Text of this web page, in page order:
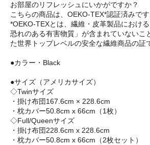
お部屋のリフレッシュにいかがですか？
こちらの商品は、OEKO-TEX*認証済みです
*OEKO-TEXとは、繊維・皮革製品におけ
恐れのある有害物質」が含まれていないこ
た世界トップレベルの安全な繊維商品の証
●カラー・Black
●サイズ（アメリカサイズ）
◇Twinサイズ
・掛け布団167.6cm × 228.6cm
・枕カバー50.8cm x 66cm（1枚）
◇Full/Queenサイズ
・掛け布団228.6cm x 228.6cm
・枕カバー50.8cm x 66cm（2枚セット）